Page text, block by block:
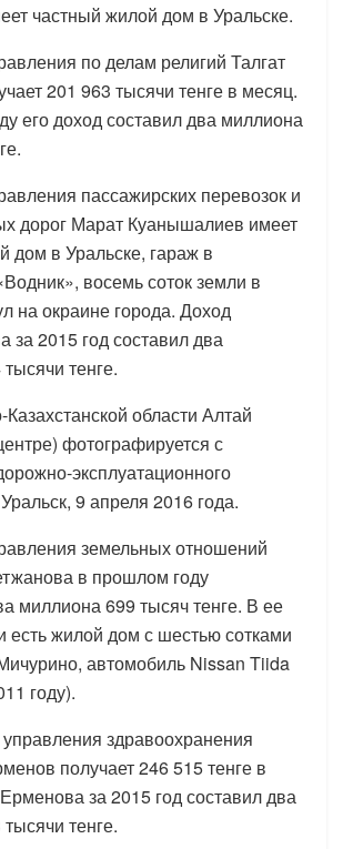
частный жилой дом в Уральске.
по делам религий Талгат
201 963 тысячи тенге в месяц.
его доход составил два миллиона
пассажирских перевозок и
дорог Марат Куанышалиев имеет
дом в Уральске, гараж в
восемь соток земли в
на окраине города. Доход
за 2015 год составил два
тенге.
области Алтай
фотографируется с
эксплуатационного
9 апреля 2016 года.
земельных отношений
в прошлом году
миллиона 699 тысяч тенге. В ее
есть жилой дом с шестью сотками
автомобиль Nissan Tiida
году).
здравоохранения
получает 246 515 тенге в
за 2015 год составил два
тенге.